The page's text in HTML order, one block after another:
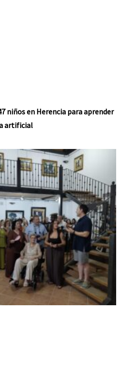
niños en Herencia para aprender
artificial